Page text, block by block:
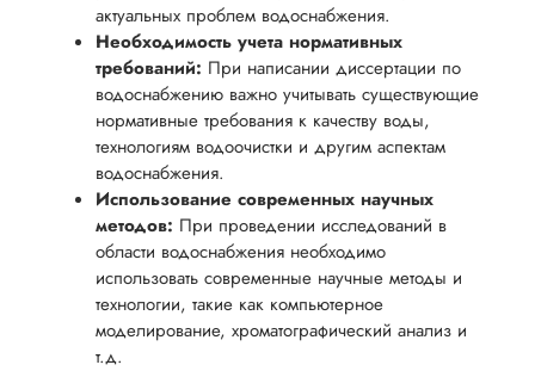
актуальных проблем водоснабжения.
Необходимость учета нормативных
требований: При написании диссертации по
водоснабжению важно учитывать существующие
нормативные требования к качеству воды,
технологиям водоочистки и другим аспектам
водоснабжения.
Использование современных научных
методов: При проведении исследований в
области водоснабжения необходимо
использовать современные научные методы и
технологии, такие как компьютерное
моделирование, хроматографический анализ и
т.д.